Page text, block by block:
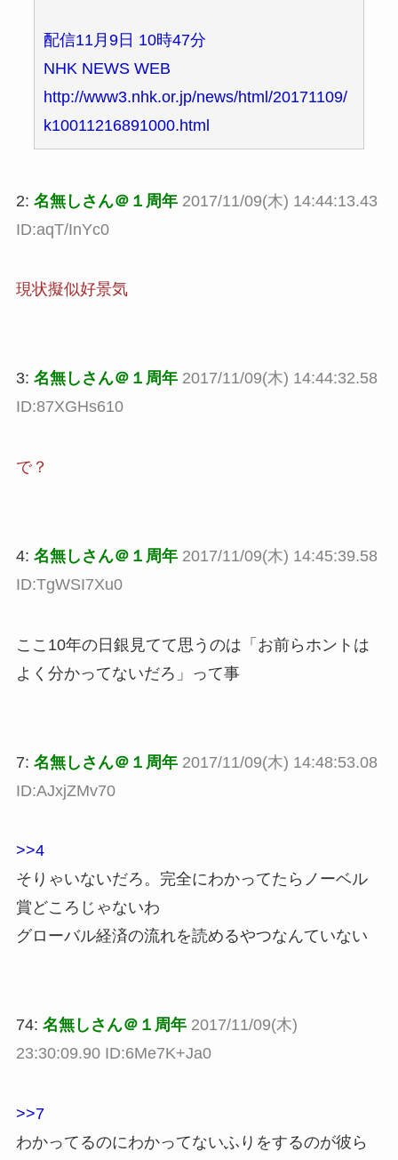
配信11月9日 10時47分
NHK NEWS WEB
http://www3.nhk.or.jp/news/html/20171109/
k10011216891000.html
2: 名無しさん＠１周年 2017/11/09(木) 14:44:13.43
ID:aqT/InYc0
現状擬似好景気
3: 名無しさん＠１周年 2017/11/09(木) 14:44:32.58
ID:87XGHs610
で？
4: 名無しさん＠１周年 2017/11/09(木) 14:45:39.58
ID:TgWSI7Xu0
ここ10年の日銀見てて思うのは「お前らホントは
よく分かってないだろ」って事
7: 名無しさん＠１周年 2017/11/09(木) 14:48:53.08
ID:AJxjZMv70
>>4
そりゃいないだろ。完全にわかってたらノーベル
賞どころじゃないわ
グローバル経済の流れを読めるやつなんていない
74: 名無しさん＠１周年 2017/11/09(木)
23:30:09.90 ID:6Me7K+Ja0
>>7
わかってるのにわかってないふりをするのが彼ら